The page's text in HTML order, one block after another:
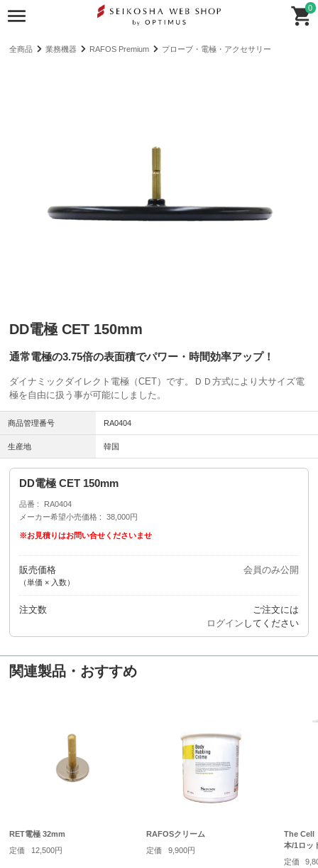
0
全商品 業務機器 RAFOS Premium プローブ・電極・アクセサリー
DD電極 CET 150mm
通常電極の3.75倍の表面積でパワー・時間効率アップ！
ダイナミックダイレクト電極（CET）です。ＤＤ方式により大サイズ電
極を自由に扱う事が可能にしました。
商品管理番号 RA0404
生産地 韓国
DD電極 CET 150mm
品番
RA0404
メーカー希望小売価格
38,000円
※お見積りはお問い合せくださいませ
販売価格
（単価 × 入数）
会員のみ公開
注文数
ご注文には
ログイン してください
関連製品・おすすめ
RET電極 32mm
定価
12,500円
RAFOSクリーム
定価
9,900円
The Cell
本/1ロッ
定価